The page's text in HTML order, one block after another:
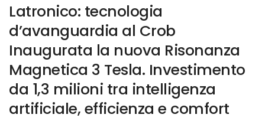
Latronico: tecnologia
d’avanguardia al Crob
Inaugurata la nuova Risonanza
Magnetica 3 Tesla. Investimento
da 1,3 milioni tra intelligenza
artificiale, efficienza e comfort